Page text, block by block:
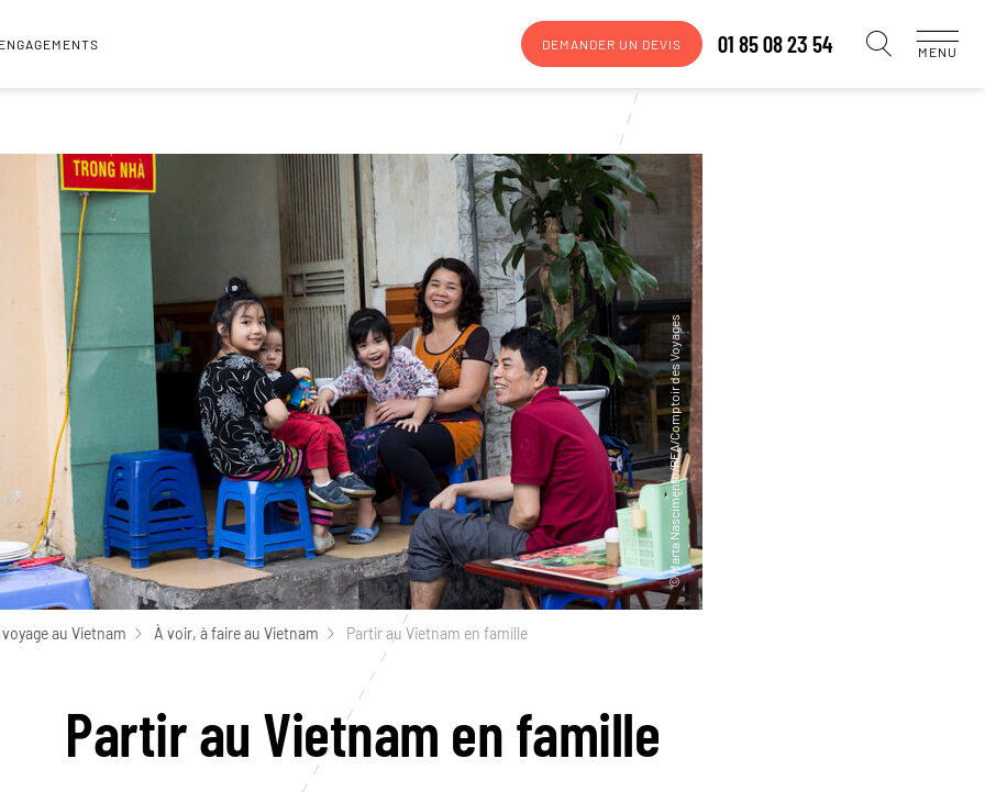
DEMANDER UN DEVIS 01 85 08 23 54 MENU
au Vietnam À voir, à faire au Vietnam Partir au Vietnam en famille
Partir au Vietnam en famille